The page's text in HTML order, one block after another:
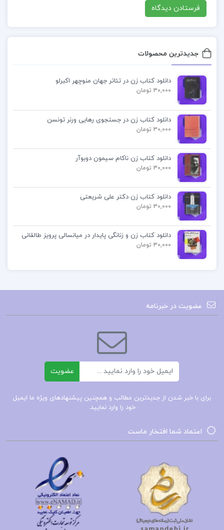
کولین PDF
خلاصه کتاب آخرین قطار به استانبول
پی دی اف کتاب آخرین قطار به استانبول عایشه کولین
دانلود کتاب آخرین قطار به استانبول
آخرین قطار به استانبول عایشه کولین
کتاب پیشنهادی📚
دانلود پی دی اف کتاب پیدای پنهان پور سید
دانلود پی دی اف کتاب SEISMIC DESIGN
دانلود پی دی اف کتاب اصول و مبانی طراحی
جدیدترین محصولات
دانلود کتاب زن در تئاتر جهان منوچهر اکبرلو
30,000 تومان
دانلود کتاب زن در جستجوی رهایی ورنر تونسن
30,000 تومان
دانلود کتاب زن ناکام سیمون دوبوآر
30,000 تومان
دانلود کتاب زن دکتر علی شریعتی
30,000 تومان
دانلود کتاب زن و زنانگی پایدار در میانسالی پرویز طالقانی
30,000 تومان
عضویت در خبرنامه
عضویت
برای با خبر شدن از جدیدترین مطالب و همچنین پیشنهادهای ویژه ما ایمیل
خود را وارد نمایید.
اعتماد شما افتخار ماست